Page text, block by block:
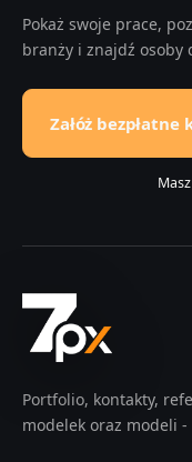
Pokaż swoje prace,
branży i znajdź osoby
Załóż bezpłatne
Portfolio, kontakty,
modelek oraz modeli